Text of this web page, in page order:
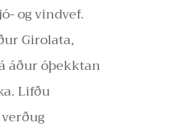
og vindvef.
Girolata,
áður óþekktan
Lifðu